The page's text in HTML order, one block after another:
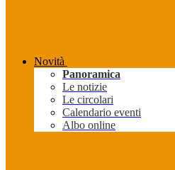
Novità
Panoramica
Le notizie
Le circolari
Calendario eventi
Albo online